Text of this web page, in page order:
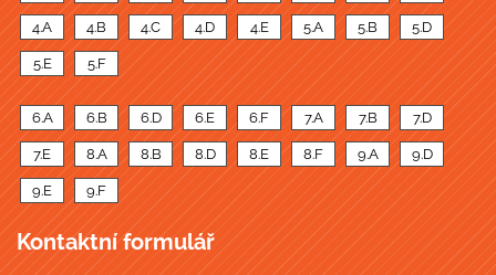
4.A 4.B 4.C 4.D 4.E 5.A 5.B 5.D
5.E 5.F
6.A 6.B 6.D 6.E 6.F 7.A 7.B 7.D
7.E 8.A 8.B 8.D 8.E 8.F 9.A 9.D
9.E 9.F
Kontaktní formulář